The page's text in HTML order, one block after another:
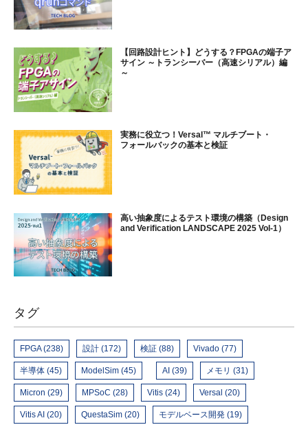
【回路設計ヒント】どうする？FPGAの端子ア
サイン ～トランシーバー（高速シリアル）編
～
実務に役立つ！Versal™ マルチブート・
フォールバックの基本と検証
高い抽象度によるテスト環境の構築（Design
and Verification LANDSCAPE 2025 Vol-1）
タグ
FPGA (238) 設計 (172) 検証 (88) Vivado (77)
半導体 (45) ModelSim (45) AI (39) メモリ (31)
Micron (29) MPSoC (28) Vitis (24) Versal (20)
Vitis AI (20) QuestaSim (20) モデルベース開発 (19)